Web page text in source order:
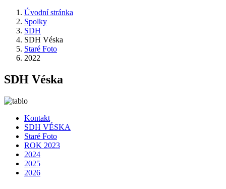
Úvodní stránka
Spolky
SDH
SDH Véska
Staré Foto
2022
SDH Véska
Kontakt
SDH VÉSKA
Staré Foto
ROK 2023
2024
2025
2026